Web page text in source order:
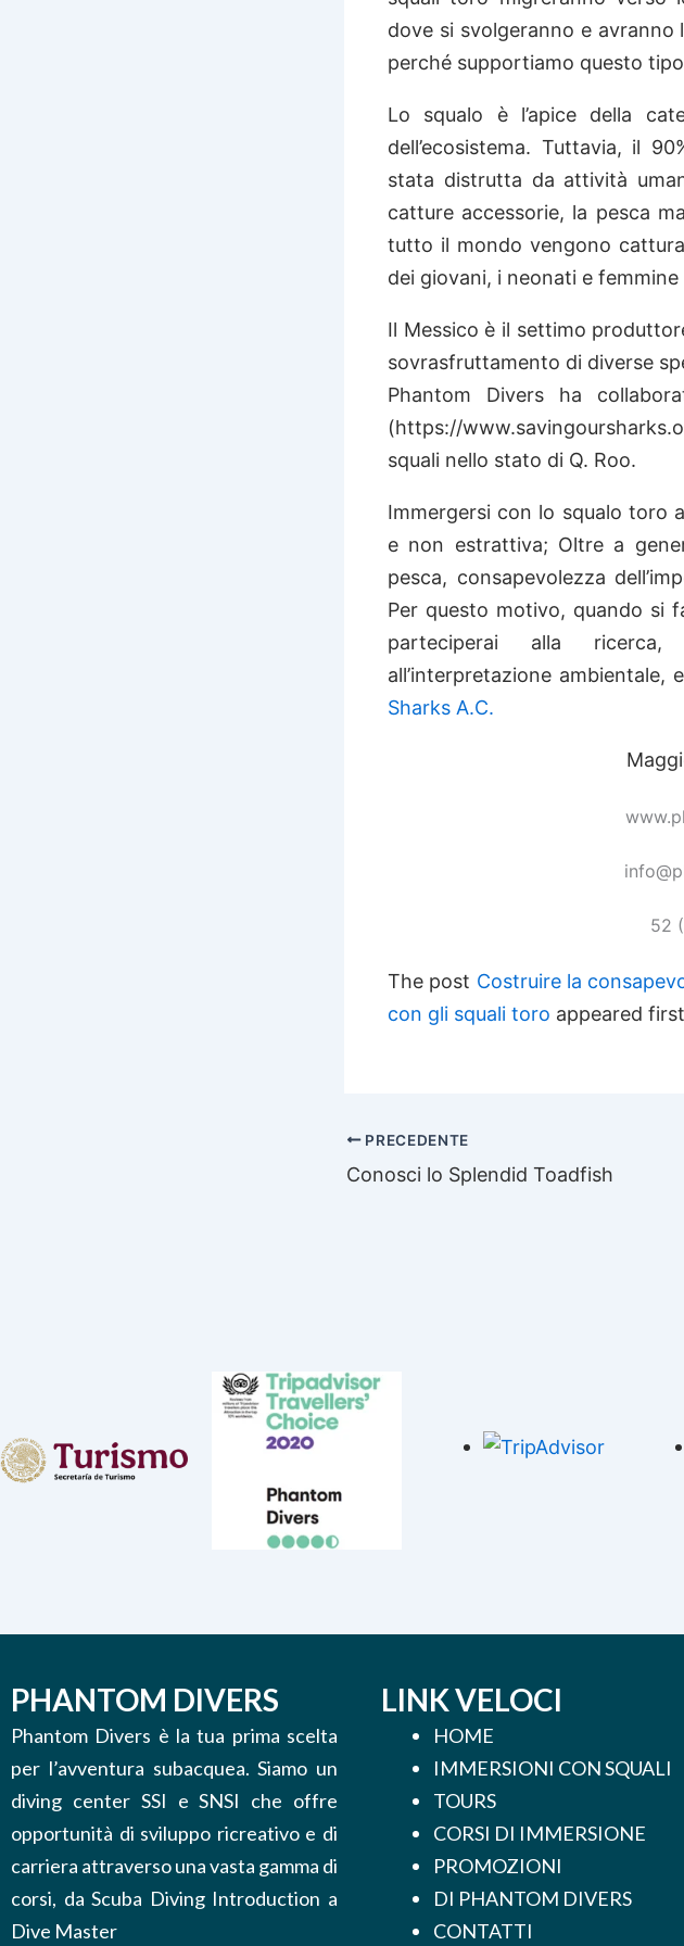
dove si svolgeranno e avranno
perché supportiamo questo
Lo squalo è l’apice della
dell’ecosistema. Tuttavia, il
stata distrutta da attività
catture accessorie, la pesca
tutto il mondo vengono
dei giovani, i neonati e femmine
Il Messico è il settimo
sovrasfruttamento di diverse
Phantom Divers ha
(https://
squali nello stato di Q. Roo.
Immergersi con lo squalo toro
e non estrattiva; Oltre a
pesca, consapevolezza
Per questo motivo, quando si
parteciperai alla ricerca,
all’interpretazione
Sharks A.C.
52
The post Costruire la
con gli squali toro appeared
PRECEDENTE
Conosci lo Splendid Toadfish
PHANTOM DIVERS
Phantom Divers è la tua prima scelta
per l’avventura subacquea. Siamo un
diving center SSI e SNSI che offre
opportunità di sviluppo ricreativo e di
carriera attraverso una vasta gamma di
corsi, da Scuba Diving Introduction a
Dive Master
LINK VELOCI
HOME
IMMERSIONI CON SQUALI
TOURS
CORSI DI IMMERSIONE
PROMOZIONI
DI PHANTOM DIVERS
CONTATTI